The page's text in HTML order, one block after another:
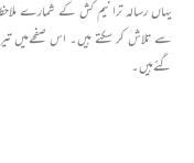
یہاں رسالہ ترا نیم کش کے شمارے
سے تلاش کر سکتے ہیں۔ اس صفحےمیں
گئےہیں۔